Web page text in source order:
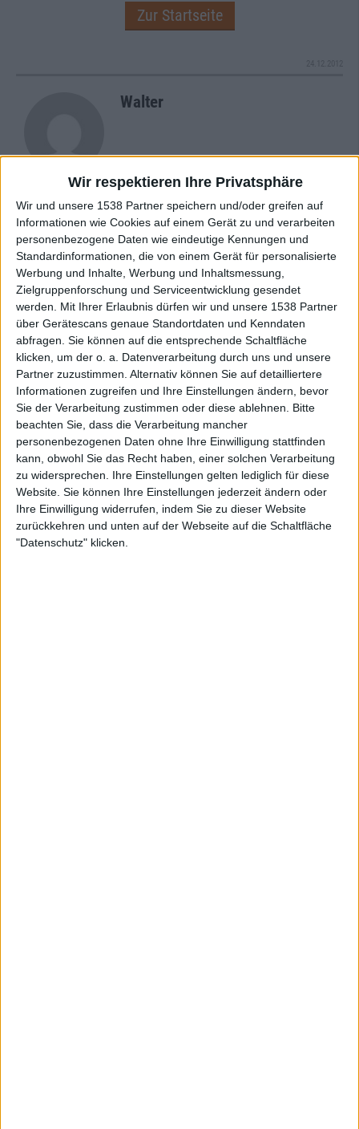
Wir respektieren Ihre Privatsphäre
Wir und unsere 1538 Partner speichern und/oder greifen auf
Informationen wie Cookies auf einem Gerät zu und verarbeiten
personenbezogene Daten wie eindeutige Kennungen und
Standardinformationen, die von einem Gerät für personalisierte
Werbung und Inhalte, Werbung und Inhaltsmessung,
Zielgruppenforschung und Serviceentwicklung gesendet
werden.
Mit Ihrer Erlaubnis dürfen wir und unsere 1538 Partner
über Gerätescans genaue Standortdaten und Kenndaten
abfragen. Sie können auf die entsprechende Schaltfläche
klicken, um der o. a. Datenverarbeitung durch uns und unsere
Partner zuzustimmen. Alternativ können Sie auf detailliertere
Informationen zugreifen und Ihre Einstellungen ändern, bevor
Sie der Verarbeitung zustimmen oder diese ablehnen.
Bitte
beachten Sie, dass die Verarbeitung mancher
personenbezogenen Daten ohne Ihre Einwilligung stattfinden
kann, obwohl Sie das Recht haben, einer solchen Verarbeitung
zu widersprechen. Ihre Einstellungen gelten lediglich für diese
Website. Sie können Ihre Einstellungen jederzeit ändern oder
Ihre Einwilligung widerrufen, indem Sie zu dieser Website
zurückkehren und unten auf der Webseite auf die Schaltfläche
"Datenschutz" klicken.
Zur Startseite
Walter
Newsletter abonnieren
Path Of Samsara - Black Lotos
BAND PATH OF SAMSARA
WERTUNG 8/10
USER-WERTUNG
STILE
PSYCHEDELIC ROCK
ANZAHL SONGS
11